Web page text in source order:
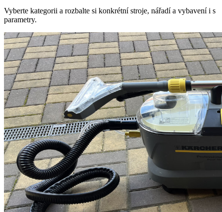
Vyberte kategorii a rozbalte si konkrétní stroje, nářadí a vybavení i s
parametry.